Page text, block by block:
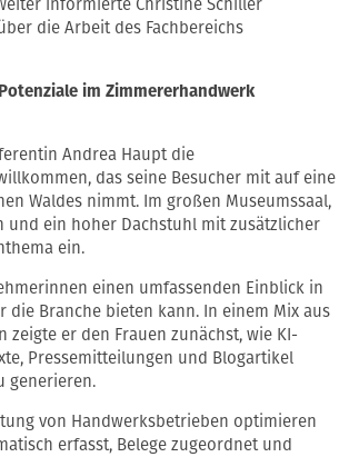
informierte Christine Schiller
die Arbeit des Fachbereichs
im Zimmererhandwerk
Andrea Haupt die
das seine Besucher mit auf eine
Waldes nimmt. Im großen Museumssaal,
und ein hoher Dachstuhl mit zusätzlicher
ein.
einen umfassenden Einblick in
Branche bieten kann. In einem Mix aus
er den Frauen zunächst, wie KI-
Pressemitteilungen und Blogartikel
generieren.
von Handwerksbetrieben optimieren
erfasst, Belege zugeordnet und